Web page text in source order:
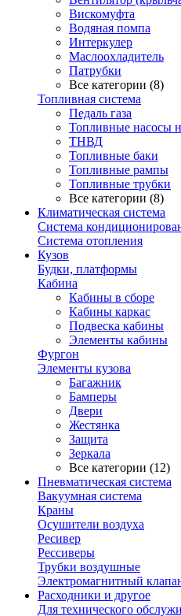
Вискомуфта
Водяная помпа
Интеркулер
Маслоохладитель
Патрубки
Все категории (8)
Топливная система
Педаль газа
Топливные насосы
ТНВД
Топливные баки
Топливные рампы
Топливные трубки
Все категории (8)
Климатическая система
Система
Система отопления
Кузов
Будки, платформы
Кабина
Кабины в сборе
Кабины каркас
Подвеска кабины
Элементы кабины
Фургон
Элементы кузова
Багажник
Бамперы
Двери
Жестянка
Защита
Зеркала
Все категории (12)
Пневматическая система
Вакуумная система
Краны
Осушители воздуха
Ресивер
Рессиверы
Трубки воздушные
Электромагнитный
Расходники и другое
Для технического